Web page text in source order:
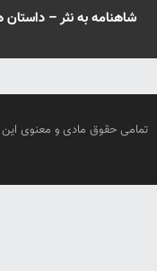
شاهنامه به نثر –
تمامی حقوق مادی و معنوی